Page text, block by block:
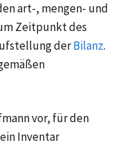
art-, mengen- und
Zeitpunkt des
derBilanz.
vor, für den
Inventar